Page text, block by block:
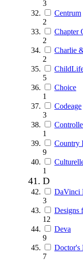
3
Centrum
2
Chapter
2
Charlie
2
5
Choice
1
Codeage
3
1
Country
9
1
D
DaVinci
3
Designs
12
Deva
9
Doctor's
7